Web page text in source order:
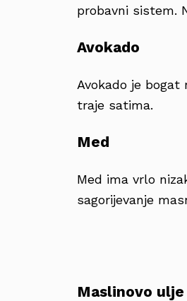
probavni sistem.
Avokado
Avokado je
traje satima.
Med
Med ima vrlo
sagorijevanje
Maslinovo ulje